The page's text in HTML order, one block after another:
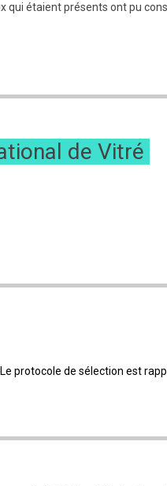
qui étaient présents ont pu
de Vitré
Le protocole de sélection est